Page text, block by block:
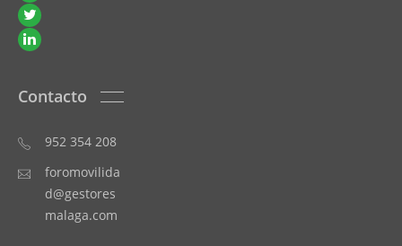
Contacto
952 354 208
foromovilida
d@gestores
malaga.com